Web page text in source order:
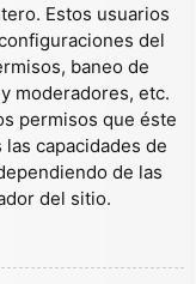
Estos usuarios
del
baneo de
moderadores, etc.
permisos que éste
capacidades de
de las
del sitio.